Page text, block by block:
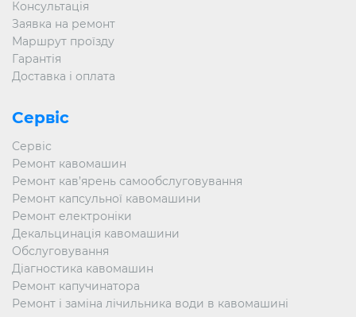
Консультація
Заявка на ремонт
Маршрут проїзду
Гарантія
Доставка і оплата
Сервіс
Сервіс
Ремонт кавомашин
Ремонт кав’ярень самообслуговування
Ремонт капсульної кавомашини
Ремонт електроніки
Декальцинація кавомашини
Обслуговування
Діагностика кавомашин
Ремонт капучинатора
Ремонт і заміна лічильника води в кавомашині